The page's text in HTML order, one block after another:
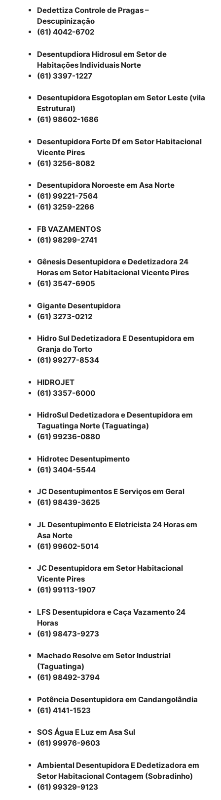
Dedettiza Controle de Pragas –
Descupinização
(61) 4042-6702
Desentupdiora Hidrosul em Setor de
Habitações Individuais Norte
(61) 3397-1227
Desentupidora Esgotoplan em Setor Leste (vila
Estrutural)
(61) 98602-1686
Desentupidora Forte Df em Setor Habitacional
Vicente Pires
(61) 3256-8082
Desentupidora Noroeste em Asa Norte
(61) 99221-7564
(61) 3259-2266
FB VAZAMENTOS
(61) 98299-2741
Gênesis Desentupidora e Dedetizadora 24
Horas em Setor Habitacional Vicente Pires
(61) 3547-6905
Gigante Desentupidora
(61) 3273-0212
Hidro Sul Dedetizadora E Desentupidora em
Granja do Torto
(61) 99277-8534
HIDROJET
(61) 3357-6000
HidroSul Dedetizadora e Desentupidora em
Taguatinga Norte (Taguatinga)
(61) 99236-0880
Hidrotec Desentupimento
(61) 3404-5544
JC Desentupimentos E Serviços em Geral
(61) 98439-3625
JL Desentupimento E Eletricista 24 Horas em
Asa Norte
(61) 99602-5014
JC Desentupidora em Setor Habitacional
Vicente Pires
(61) 99113-1907
LFS Desentupidora e Caça Vazamento 24
Horas
(61) 98473-9273
Machado Resolve em Setor Industrial
(Taguatinga)
(61) 98492-3794
Potência Desentupidora em Candangolândia
(61) 4141-1523
SOS Água E Luz em Asa Sul
(61) 99976-9603
Ambiental Desentupidora E Dedetizadora em
Setor Habitacional Contagem (Sobradinho)
(61) 99329-9123